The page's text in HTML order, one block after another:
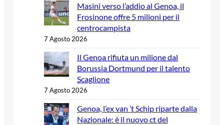
Masini verso l’addio al Genoa, il
Frosinone offre 5 milioni per il
centrocampista
7 Agosto 2026
Il Genoa rifiuta un milione dal
Borussia Dortmund per il talento
Scaglione
7 Agosto 2026
Genoa, l’ex van ’t Schip riparte dalla
Nazionale: è il nuovo ct del